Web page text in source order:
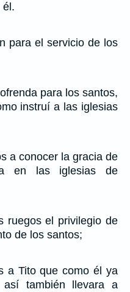
él.
para el servicio de los
para los santos,
instruí a las iglesias
a conocer la gracia de
en las iglesias de
ruegos el privilegio de
de los santos;
a Tito que como él ya
así también llevara a